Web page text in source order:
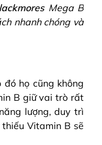
Mega B
nhanh chóng và
đó họ cũng không
B giữ vai trò rất
lượng, duy trì
Vitamin B sẽ